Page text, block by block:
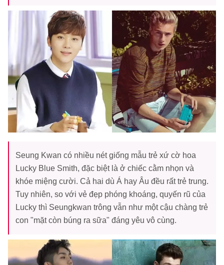
Seung Kwan có nhiều nét giống mẫu trẻ xứ cờ hoa
Lucky Blue Smith, đặc biệt là ở chiếc cằm nhọn và
khóe miệng cười. Cả hai dù Á hay Âu đều rất trẻ trung.
Tuy nhiên, so với vẻ đẹp phóng khoáng, quyến rũ của
Lucky thì Seungkwan trông vẫn như một cậu chàng trẻ
con "mặt còn búng ra sữa" đáng yêu vô cùng.